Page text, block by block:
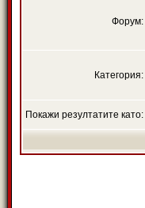
Форум:
Категория:
Покажи резултатите като: